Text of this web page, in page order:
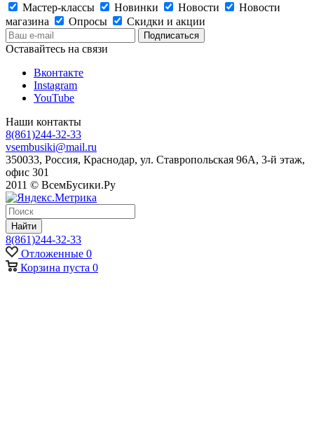
Мастер-классы
Новинки Новости
Новости
магазина
Опросы Скидки и акции
Оставайтесь на связи
Вконтакте
Instagram
YouTube
Наши контакты
8(861)244-32-33
vsembusiki@mail.ru
350033, Россия, Краснодар, ул. Ставропольская 96А, 3-й этаж,
офис 301
2011 © ВсемБусики.Ру
Найти
8(861)244-32-33
Отложенные 0
Корзина пуста 0